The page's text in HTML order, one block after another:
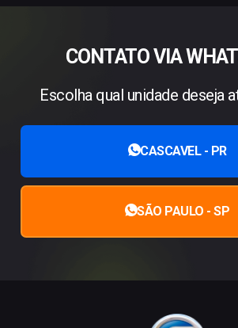
CONTATO VIA
Escolha qual unidade deseja
CASCAVEL - PR
SÃO PAULO - SP